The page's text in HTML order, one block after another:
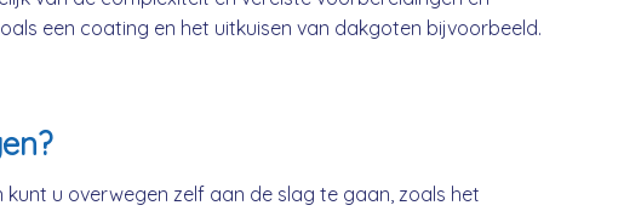
een coating en het uitkuisen van dakgoten bijvoorbeeld.
u overwegen zelf aan de slag te gaan, zoals het